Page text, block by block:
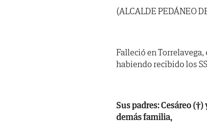
(ALCALDE PEDÁNEO
Falleció en Torrelavega,
habiendo recibido los
Sus padres: Cesáreo
demás familia,